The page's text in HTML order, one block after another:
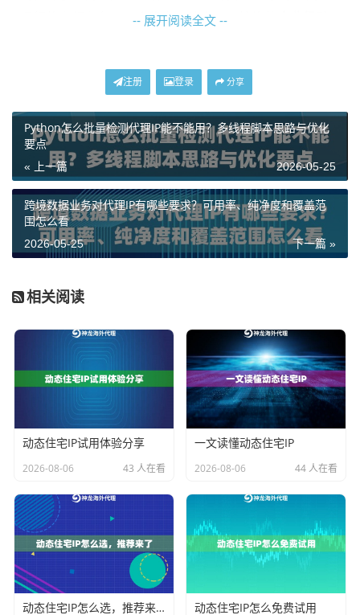
运行的高频业务，一个稳定、纯净、可轮换的
企业级动态IP选购的核心要点
面对市场上众多的代理IP服务，企业用户在选择用于高
频业务的动态IP代理时，不能只看价格，更需要从业务
匹配度、稳定性和合规性等多个维度综合考量。以下是
几个关键的评估点：
1. IP类型与业务场景匹配：不同的IP类型适用于不同的
场景。数据中心IP成本较低、速度快，适合对IP真实性要
实的家庭宽带，隐匿性更高，更适合访问对风控极其严
格的平台。企业应根据自身监控和采集的目标网站反爬
力度，选择合适的
动态代理方案。
2. 纯净度与成功率：IP池的纯净度直接关系到访问成功
率。一个被大量滥用、已被众多网站拉黑的IP池，即使
服务商需要能提供充足的带宽和稳定的连接，以支持企
业同时发起大量数据抓取任务，避免因带宽瓶颈导致任
4. 覆盖范围与地理位置：舆情和电商监控常常需要特定
-- 展开阅读全文 --
注册 登录 分享
Python怎么批量检测代理IP能不能用？多线程脚本思路与优化
要点
« 上一篇 2026-05-25
跨境数据业务对代理IP有哪些要求？可用率、纯净度和覆盖范
围怎么看
下一篇 »
2026-05-25
相关阅读
动态住宅IP试用体验分享
2026-08-06 43 人在看
一文读懂动态住宅IP
2026-08-06 44 人在看
动态住宅IP怎么选，推荐来了 动态住宅IP怎么免费试用